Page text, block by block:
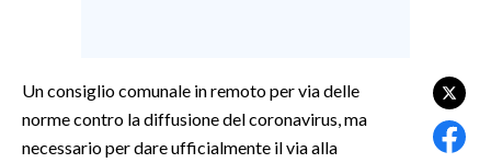
SPETTACOLI
Un consiglio comunale in remoto per via delle
norme contro la diffusione del coronavirus, ma
necessario per dare ufficialmente il via alla